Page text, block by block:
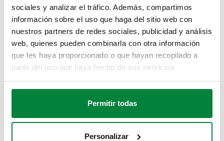
sociales y analizar el tráfico. Además, compartimos
información sobre el uso que haga del sitio web con
nuestros partners de redes sociales, publicidad y análisis
web, quienes pueden combinarla con otra información
que les haya proporcionado o que hayan recopilado a
partir del uso que haya hecho de sus servicios.
Permitir todas
Personalizar
Para gas metano
Modelos en 3D
Texto de licitación
CALEFFI, 856300. Detector de gas con sensor incorporado y
salida de relé. Para electroválvulas de las series 8540, 8541,
837, 838 y 839. Con conexión BUS, para sensor